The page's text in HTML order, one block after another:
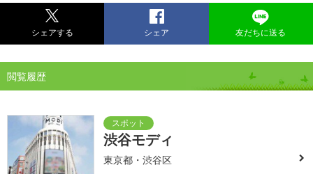
シェアする シェア 友だちに送る
閲覧履歴
渋谷モディ
東京都・渋谷区